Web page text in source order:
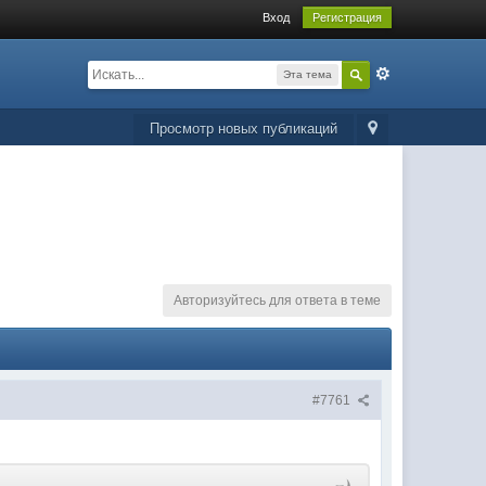
Вход Регистрация
Эта тема
Просмотр новых публикаций
Авторизуйтесь для ответа в теме
#7761